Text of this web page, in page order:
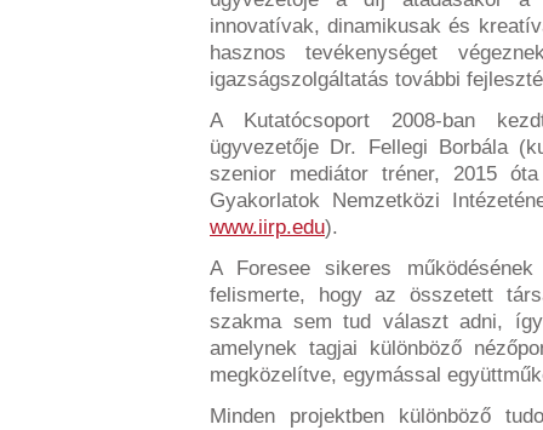
innovatívak, dinamikusak és
hasznos tevékenységet
igazságszolgáltatás további
A Kutatócsoport 2008-ban
ügyvezetője Dr. Fellegi Borbála
szenior mediátor tréner, 2015
Gyakorlatok Nemzetközi
www.iirp.edu).
A Foresee sikeres
felismerte, hogy az összetett
szakma sem tud választ adni,
amelynek tagjai különböző
megközelítve, egymással
Minden projektben különböző